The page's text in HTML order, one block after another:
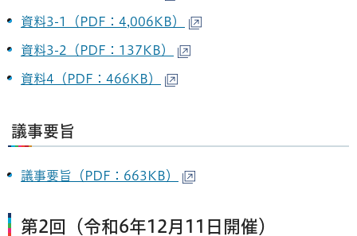
資料3-1（PDF：4,006KB）
資料3-2（PDF：137KB）
資料4（PDF：466KB）
議事要旨
議事要旨（PDF：663KB）
第2回（令和6年12月11日開催）